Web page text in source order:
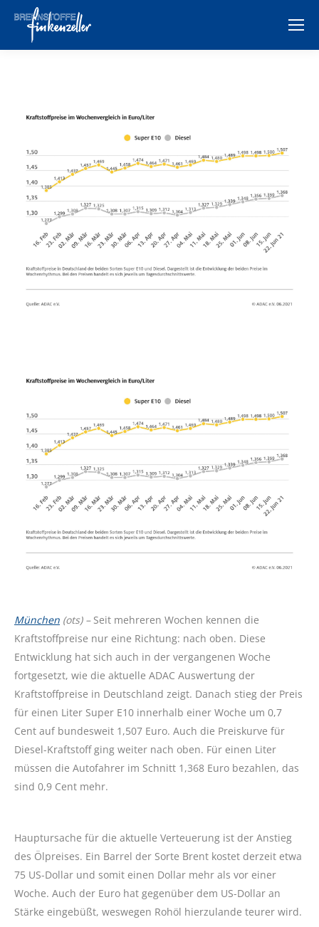
München (ots) – Seit mehreren Wochen kennen die
Kraftstoffpreise nur eine Richtung: nach oben. Diese
Entwicklung hat sich auch in der vergangenen Woche
fortgesetzt, wie die aktuelle ADAC Auswertung der
Kraftstoffpreise in Deutschland zeigt. Danach stieg der Preis
für einen Liter Super E10 innerhalb einer Woche um 0,7
Cent auf bundesweit 1,507 Euro. Auch die Preiskurve für
Diesel-Kraftstoff ging weiter nach oben. Für einen Liter
müssen die Autofahrer im Schnitt 1,368 Euro bezahlen, das
sind 0,9 Cent mehr.
Hauptursache für die aktuelle Verteuerung ist der Anstieg
des Ölpreises. Ein Barrel der Sorte Brent kostet derzeit etwa
75 US-Dollar und somit einen Dollar mehr als vor einer
Woche. Auch der Euro hat gegenüber dem US-Dollar an
Stärke eingebüßt, weswegen Rohöl hierzulande teurer wird.